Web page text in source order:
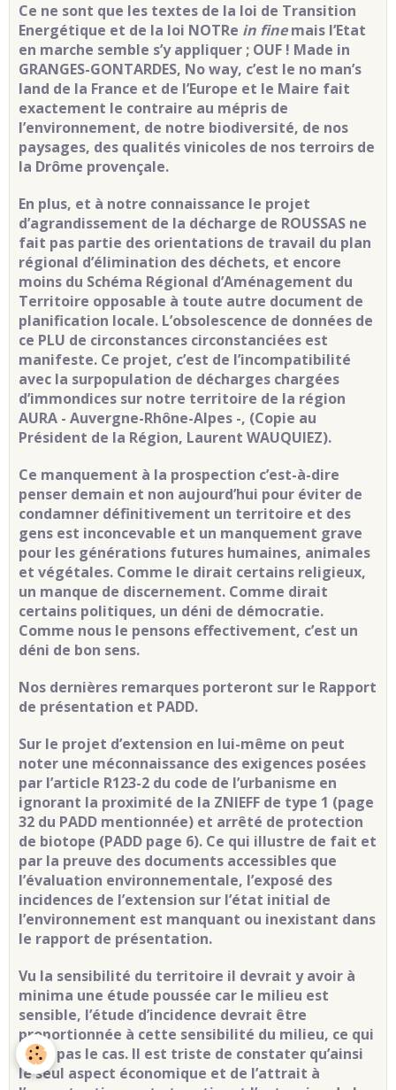
Ce ne sont que les textes de la loi de Transition
Energétique et de la loi NOTRe in finemais l’Etat
en marche semble s’y appliquer ; OUF ! Made in
GRANGES-GONTARDES, No way, c’est le no man’s
land de la France et de l’Europe et le Maire fait
exactement le contraire au mépris de
l’environnement, de notre biodiversité, de nos
paysages, des qualités vinicoles de nos terroirs de
la Drôme provençale.
En plus, et à notre connaissance le projet
d’agrandissement de la décharge de ROUSSAS ne
fait pas partie des orientations de travail du plan
régional d’élimination des déchets, et encore
moins du Schéma Régional d’Aménagement du
Territoire opposable à toute autre document de
planification locale. L’obsolescence de données de
ce PLU de circonstances circonstanciées est
manifeste. Ce projet, c’est de l’incompatibilité
avec la surpopulation de décharges chargées
d’immondices sur notre territoire de la région
AURA - Auvergne-Rhône-Alpes -, (Copie au
Président de la Région, Laurent WAUQUIEZ).
Ce manquement à la prospection c’est-à-dire
penser demain et non aujourd’hui pour éviter de
condamner définitivement un territoire et des
gens est inconcevable et un manquement grave
pour les générations futures humaines, animales
et végétales. Comme le dirait certains religieux,
un manque de discernement. Comme dirait
certains politiques, un déni de démocratie.
Comme nous le pensons effectivement, c’est un
déni de bon sens.
Nos dernières remarques porteront sur le Rapport
de présentation et PADD.
Sur le projet d’extension en lui-même on peut
noter une méconnaissance des exigences posées
par l’article R123-2 du code de l’urbanisme en
ignorant la proximité de la ZNIEFF de type 1 (page
32 du PADD mentionnée) et arrêté de protection
de biotope (PADD page 6). Ce qui illustre de fait et
par la preuve des documents accessibles que
l’évaluation environnementale, l’exposé des
incidences de l’extension sur l’état initial de
l’environnement est manquant ou inexistant dans
le rapport de présentation.
Vu la sensibilité du territoire il devrait y avoir à
minima une étude poussée car le milieu est
sensible, l’étude d’incidence devrait être
proportionnée à cette sensibilité du milieu, ce qui
n’est pas le cas. Il est triste de constater qu’ainsi
le seul aspect économique et de l’attrait à